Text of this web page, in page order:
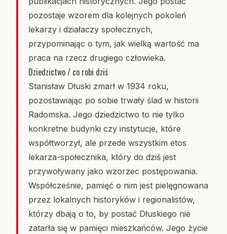
pozostaje wzorem dla kolejnych pokoleń
lekarzy i działaczy społecznych,
przypominając o tym, jak wielką wartość ma
praca na rzecz drugiego człowieka.
Dziedzictwo / co robi dziś
Stanisław Dłuski zmarł w 1934 roku,
pozostawiając po sobie trwały ślad w historii
Radomska. Jego dziedzictwo to nie tylko
konkretne budynki czy instytucje, które
współtworzył, ale przede wszystkim etos
lekarza-społecznika, który do dziś jest
przywoływany jako wzorzec postępowania.
Współcześnie, pamięć o nim jest pielęgnowana
przez lokalnych historyków i regionalistów,
którzy dbają o to, by postać Dłuskiego nie
zatarła się w pamięci mieszkańców. Jego życie